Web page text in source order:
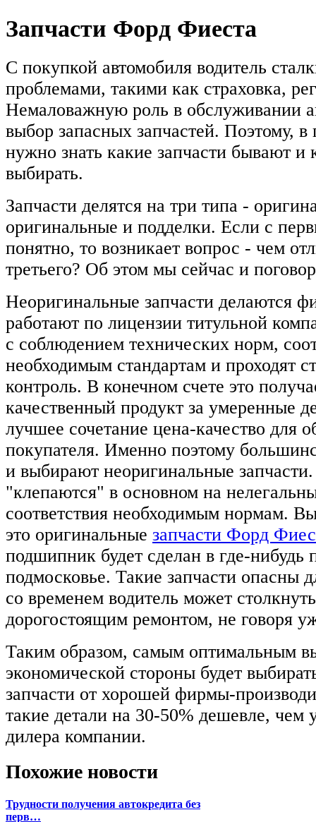
Запчасти Форд Фиеста
С покупкой автомобиля водитель
проблемами, такими как страховка,
Немаловажную роль в обслуживании
выбор запасных запчастей. Поэтому, в
нужно знать какие запчасти бывают и
выбирать.
Запчасти делятся на три типа -
оригинальные и подделки. Если с
понятно, то возникает вопрос - чем
третьего? Об этом мы сейчас и
Неоригинальные запчасти делаются
работают по лицензии титульной
с соблюдением технических норм,
необходимым стандартам и проходят
контроль. В конечном счете это
качественный продукт за умеренные
лучшее сочетание цена-качество для
покупателя. Именно поэтому
и выбирают неоригинальные
"клепаются" в основном на
соответствия необходимым нормам.
это оригинальные запчасти Форд
подшипник будет сделан в где-нибудь
подмосковье. Такие запчасти опасны
со временем водитель может
дорогостоящим ремонтом, не говоря
Таким образом, самым оптимальным
экономической стороны будет
запчасти от хорошей фирмы-
такие детали на 30-50% дешевле, чем
дилера компании.
Похожие новости
Трудности получения автокредита без
перв…